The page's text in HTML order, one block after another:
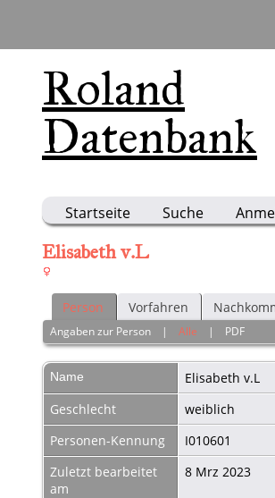
Roland
Datenbank
Startseite Suche
Elisabeth v.L
Person Vorfahren
Angaben zur Person |Alle | PDF
Name Elisabeth v.L
Geschlecht
weiblich
Personen-Kennung
I010601
Zuletzt bearbeitet
am
8 Mrz 2023